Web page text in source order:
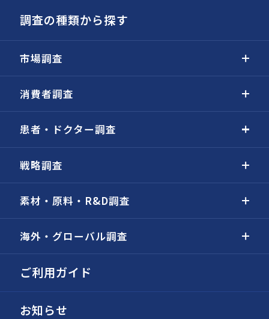
調査の種類から探す
市場調査
消費者調査
患者・ドクター調査
戦略調査
素材・原料・R&D調査
海外・グローバル調査
ご利用ガイド
お知らせ